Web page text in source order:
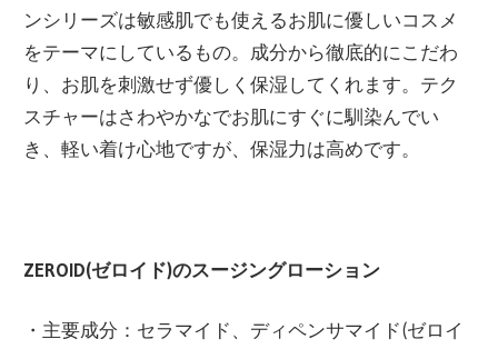
ンシリーズは敏感肌でも使えるお肌に優しいコスメ
をテーマにしているもの。成分から徹底的にこだわ
り、お肌を刺激せず優しく保湿してくれます。テク
スチャーはさわやかなでお肌にすぐに馴染んでい
き、軽い着け心地ですが、保湿力は高めです。
ZEROID(ゼロイド)のスージングローション
・主要成分：セラマイド、ディペンサマイド(ゼロイ